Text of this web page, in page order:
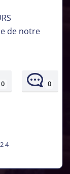
de notre
0 0